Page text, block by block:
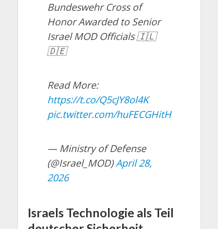
Bundeswehr Cross of
Honor Awarded to Senior
Israel MOD Officials 🇮🇱
🇩🇪
Read More:
https://t.co/Q5cJY8ol4K
pic.twitter.com/huFECGHitH
— Ministry of Defense
(@Israel_MOD)April 28,
2026
Israels Technologie als Teil